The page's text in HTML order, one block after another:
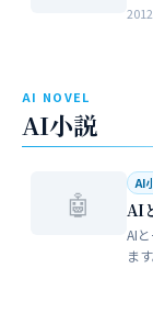
AI NOVEL
AI小説
🤖
AI
AI
AI
ます